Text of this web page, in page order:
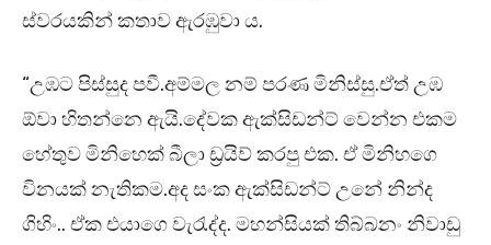
ස්වරයකින් කතාව ඇරඹුවා ය.
“උඹට පිස්සුද පවී.අම්මල නම් පරණ මිනිස්සු.ඒත් උඹ
ඕවා හිතන්නෙ ඇයි.දේවක ඇක්සිඩන්ට් වෙන්න එකම
හේතුව මිනිහෙක් බීලා ඩ්‍රයිව් කරපු එක. ඒ මිනිහගෙ
විනයක් නැතිකම.අද සංක ඇක්සිඩන්ට් උනේ නින්ද
ගිහිං.. ඒක එයාගෙ වැරැද්ද. මහන්සියක් තිබ්බනං නිවාඩු